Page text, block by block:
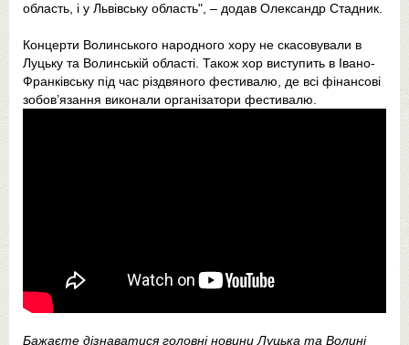
область, і у Львівську область", – додав Олександр Стадник.
Концерти Волинського народного хору не скасовували в
Луцьку та Волинській області. Також хор виступить в Івано-
Франківську під час різдвяного фестивалю, де всі фінансові
зобов’язання виконали організатори фестивалю.
Бажаєте дізнаватися головні новини Луцька та Волині